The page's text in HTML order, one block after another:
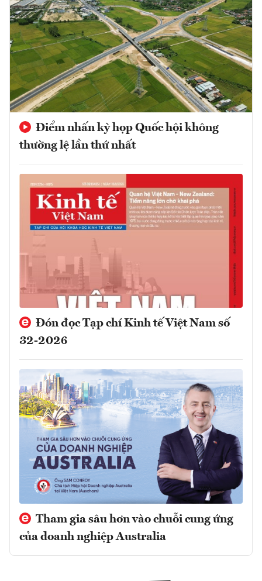
Điểm nhấn kỳ họp Quốc hội không
thường lệ lần thứ nhất
Đón đọc Tạp chí Kinh tế Việt Nam số
32-2026
Tham gia sâu hơn vào chuỗi cung ứng
của doanh nghiệp Australia